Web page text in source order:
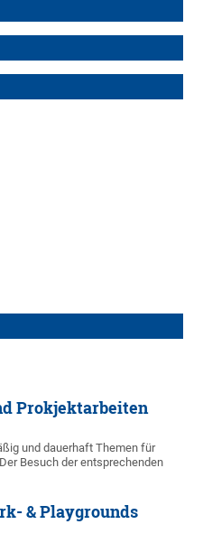
Prokjektarbeiten
und dauerhaft Themen für
Besuch der entsprechenden
& Playgrounds